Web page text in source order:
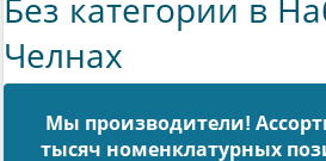
Без категории в
Челнах
Мы производители!
тысяч номенклатурных